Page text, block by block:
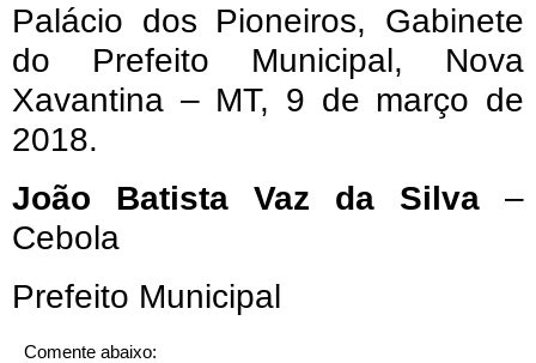
Palácio dos Pioneiros, Gabinete
do Prefeito Municipal, Nova
Xavantina – MT, 9 de março de
2018.
João Batista Vaz da Silva –
Cebola
Prefeito Municipal
Comente abaixo: